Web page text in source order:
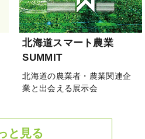
北海道スマート農業
SUMMIT
北海道の農業者・農業関連企
業と出会える展示会
と見る